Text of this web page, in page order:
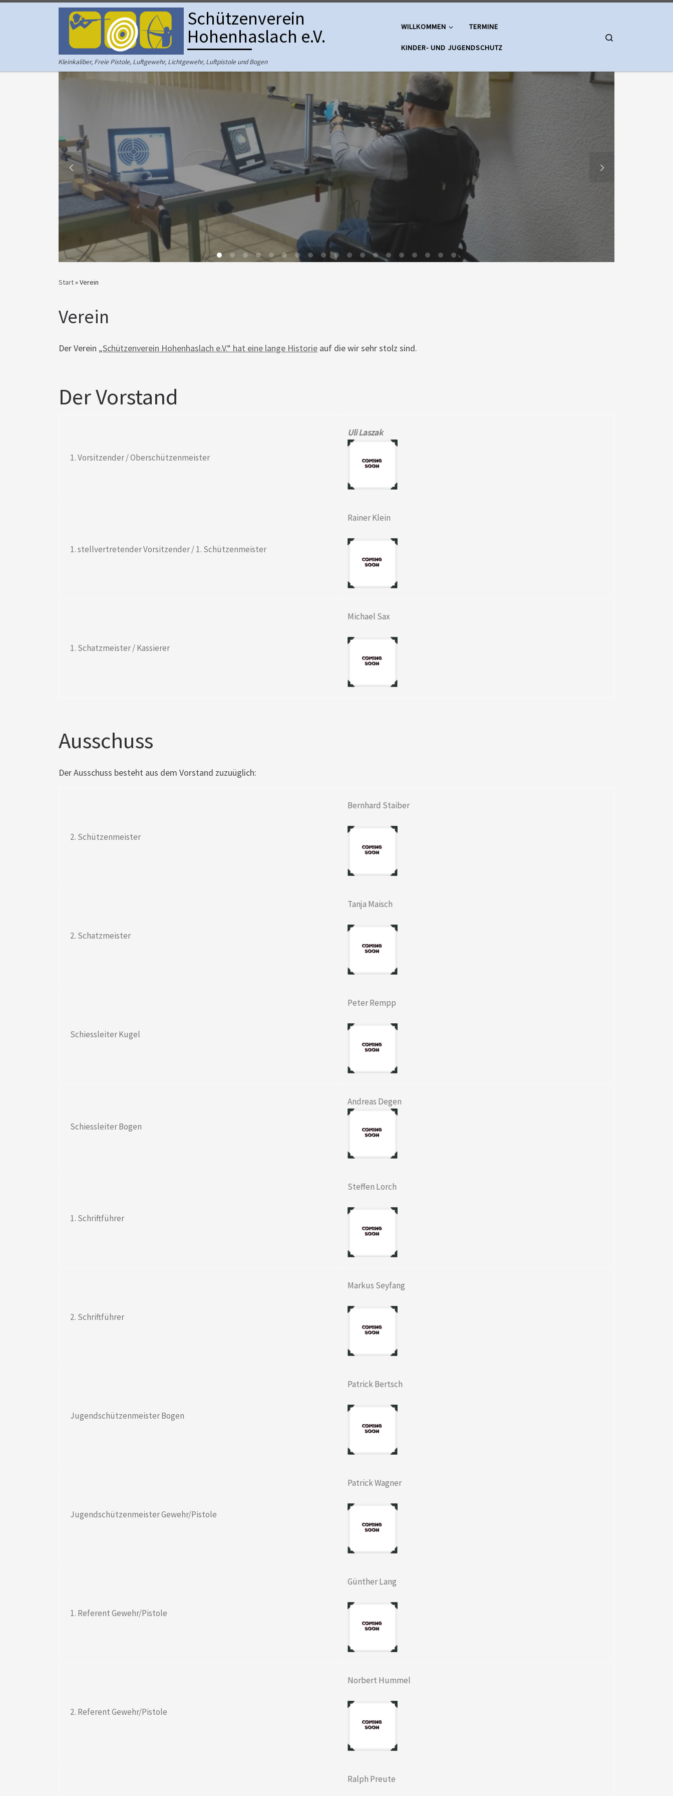
Zum Inhalt springen
Schützenverein
Hohenhaslach e.V.
Kleinkaliber, Freie Pistole, Luftgewehr, Lichtgewehr, Luftpistole und Bogen
WILLKOMMEN TERMINE
KINDER- UND JUGENDSCHUTZ
Start»Verein
Verein
Der Verein „Schützenverein Hohenhaslach e.V.“ hat eine lange Historie auf die wir sehr stolz sind.
Der Vorstand
1. Vorsitzender / Oberschützenmeister
Uli Laszak
1. stellvertretender Vorsitzender / 1. Schützenmeister
Rainer Klein
1. Schatzmeister / Kassierer
Michael Sax
Ausschuss
Der Ausschuss besteht aus dem Vorstand zuzuüglich:
2. Schützenmeister
Bernhard Staiber
2. Schatzmeister
Tanja Maisch
Schiessleiter Kugel
Peter Rempp
Schiessleiter Bogen
Andreas Degen
1. Schriftführer
Steffen Lorch
2. Schriftführer
Markus Seyfang
Jugendschützenmeister Bogen
Patrick Bertsch
Jugendschützenmeister Gewehr/Pistole
Patrick Wagner
1. Referent Gewehr/Pistole
Günther Lang
2. Referent Gewehr/Pistole
Norbert Hummel
Ralph Preute